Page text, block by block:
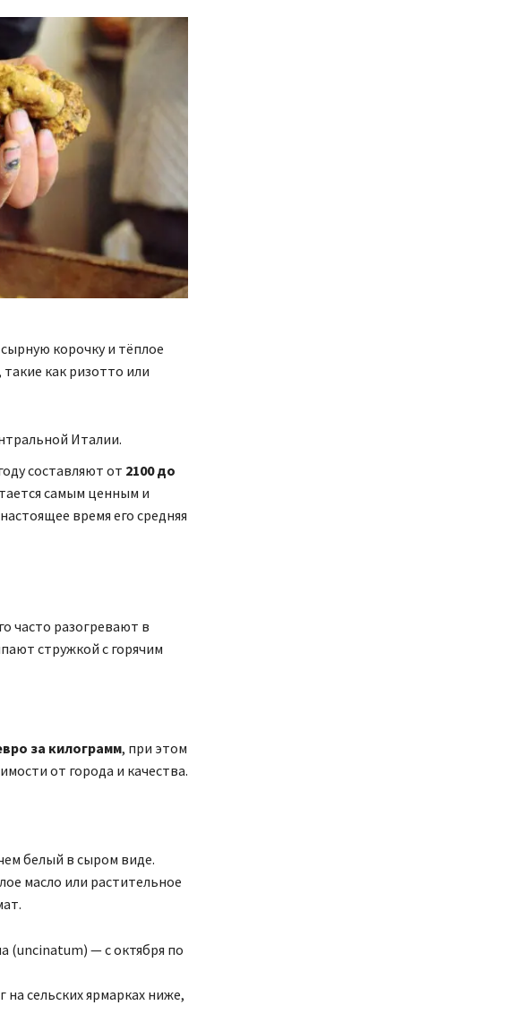
корочку и тёплое
как ризотто или
Италии.
составляют от 2100 до
самым ценным и
время его средняя
часто разогревают в
стружкой с горячим
за килограмм, при этом
от города и качества.
белый в сыром виде.
масло или растительное
(uncinatum) — с октября по
на сельских ярмарках ниже,